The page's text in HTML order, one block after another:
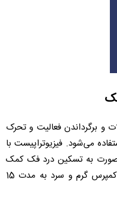
برگرداندن فعالیت و تحرک
می‌شود. فیزیوتراپیست با
صورت به تسکین درد فک کمک
می‌کند. بعد از انجام فیزیوتراپی باید از کمپرس گرم و سرد به مدت 15